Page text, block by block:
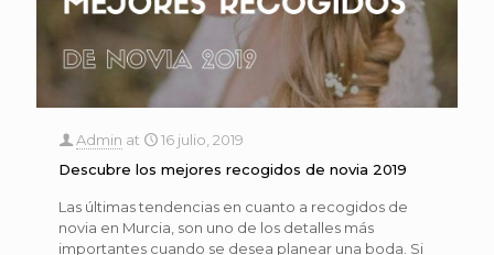
Admin at
16 julio, 2019
Descubre los mejores recogidos de novia 2019
Las últimas tendencias en cuanto a recogidos de
novia en Murcia, son uno de los detalles más
importantes cuando se desea planear una boda. Si